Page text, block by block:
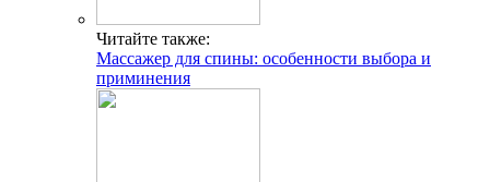
Читайте также:
Массажер для спины: особенности выбора и
приминения